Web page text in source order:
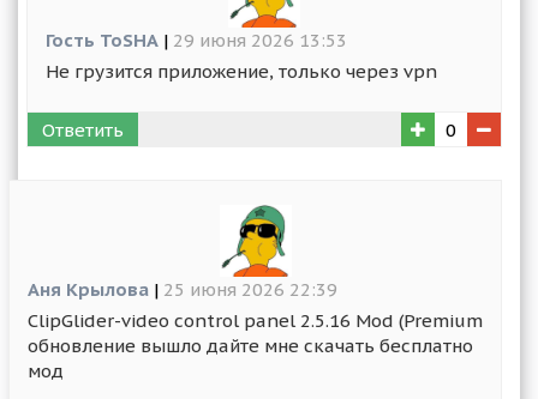
Гость ToSHA | 29 июня 2026 13:53
Не грузится приложение, только через vpn
Ответить 0
Аня Крылова | 25 июня 2026 22:39
ClipGlider-video control panel 2.5.16 Mod (Premium
обновление вышло дайте мне скачать бесплатно
мод